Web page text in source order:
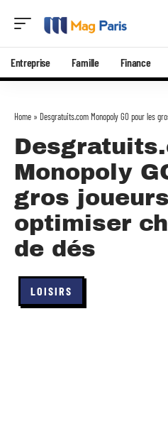
Entreprise Famille Finance
Home » Desgratuits.com Monopoly GO pour les
Monopoly
gros
optimiser
de dés
LOISIRS